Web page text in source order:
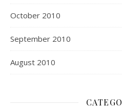
October 2010
September 2010
August 2010